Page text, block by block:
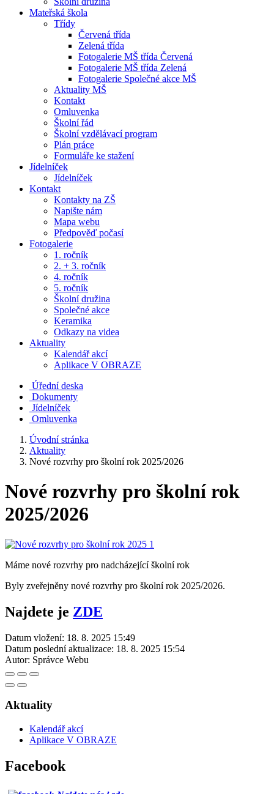
Mateřská škola
Třídy
Červená třída
Zelená třída
Fotogalerie MŠ třída Červená
Fotogalerie MŠ třída Zelená
Fotogalerie Společné akce MŠ
Aktuality MŠ
Kontakt
Omluvenka
Školní řád
Školní vzdělávací program
Plán práce
Formuláře ke stažení
Jídelníček
Jídelníček
Kontakt
Kontakty na ZŠ
Napište nám
Mapa webu
Předpověď počasí
Fotogalerie
1. ročník
2. + 3. ročník
4. ročník
5. ročník
Školní družina
Společné akce
Keramika
Odkazy na videa
Aktuality
Kalendář akcí
Aplikace V OBRAZE
Úřední deska
Dokumenty
Jídelníček
Omluvenka
Úvodní stránka
Aktuality
Nové rozvrhy pro školní rok 2025/2026
Nové rozvrhy pro školní rok
2025/2026
Máme nové rozvrhy pro nadcházející školní rok
Byly zveřejněny nové rozvrhy pro školní rok 2025/2026.
Najdete je ZDE
Datum vložení: 18. 8. 2025 15:49
Datum poslední aktualizace: 18. 8. 2025 15:54
Autor: Správce Webu
Aktuality
Kalendář akcí
Aplikace V OBRAZE
Facebook